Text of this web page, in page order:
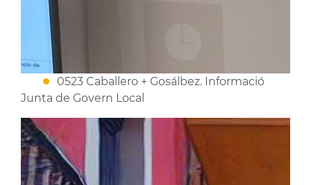
0523 Caballero + Gosálbez. Informació
Junta de Govern Local